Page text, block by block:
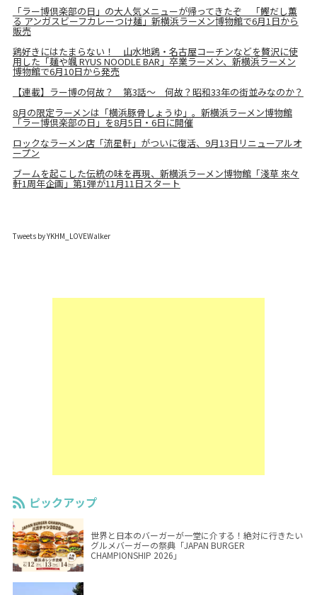
「ラー博倶楽部の日」の大人気メニューが帰ってきたぞ 「鰹だし薫
る アンガスビーフカレーつけ麺」新横浜ラーメン博物館で6月1日から
販売
鶏好きにはたまらない！ 山水地鶏・名古屋コーチンなどを贅沢に使
用した「麺や颯 RYUS NOODLE BAR」卒業ラーメン、新横浜ラーメン
博物館で6月10日から発売
【連載】ラー博の何故？ 第3話～ 何故？昭和33年の街並みなのか？
8月の限定ラーメンは「横浜豚骨しょうゆ」。新横浜ラーメン博物館
「ラー博倶楽部の日」を8月5日・6日に開催
ロックなラーメン店「流星軒」がついに復活、9月13日リニューアルオ
ープン
ブームを起こした伝統の味を再現、新横浜ラーメン博物館「淺草 來々
軒1周年企画」第1弾が11月11日スタート
Tweets by YKHM_LOVEWalker
ピックアップ
世界と日本のバーガーが一堂に介する！絶対に行きたい
グルメバーガーの祭典「JAPAN BURGER
CHAMPIONSHIP 2026」